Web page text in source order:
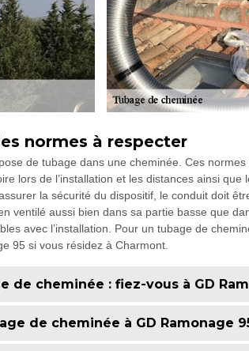
normes à respecter
de tubage dans une cheminée. Ces
lors de l’installation et les distances ainsi que
la sécurité du dispositif, le conduit doit
ventilé aussi bien dans sa partie basse que
avec l’installation. Pour un tubage de
95 si vous résidez à Charmont.
de cheminée : fiez-vous à GD
de cheminée à GD Ramonage